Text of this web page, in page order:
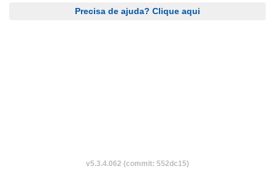
Precisa de ajuda? Clique aqui
v5.3.4.062 (commit: 552dc15)